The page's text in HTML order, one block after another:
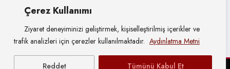
Çerez Kullanımı
Ziyaret deneyiminizi geliştirmek, kişiselleştirilmiş içerikler ve
trafik analizleri için çerezler kullanılmaktadır. Aydınlatma Metni
Reddet Tümünü Kabul Et
Ağustos
2026